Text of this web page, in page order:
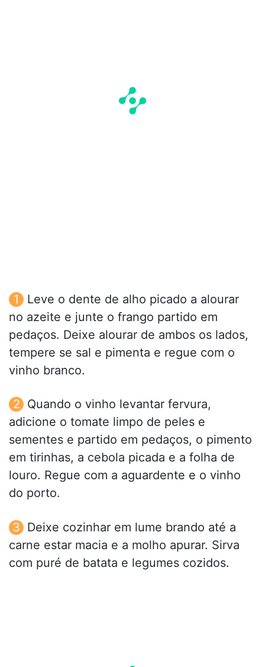
Leve o dente de alho picado a alourar
no azeite e junte o frango partido em
pedaços. Deixe alourar de ambos os lados,
tempere se sal e pimenta e regue com o
vinho branco.
Quando o vinho levantar fervura,
adicione o tomate limpo de peles e
sementes e partido em pedaços, o pimento
em tirinhas, a cebola picada e a folha de
louro. Regue com a aguardente e o vinho
do porto.
Deixe cozinhar em lume brando até a
carne estar macia e a molho apurar. Sirva
com puré de batata e legumes cozidos.